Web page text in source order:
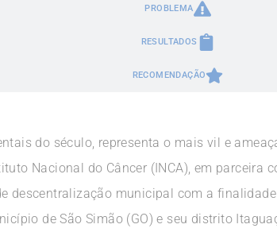
PROBLEMA
RESULTADOS
RECOMENDAÇÃO
do século, representa o mais vil e
Nacional do Câncer (INCA), em parceira
descentralização municipal com a
de São Simão (GO) e seu distrito